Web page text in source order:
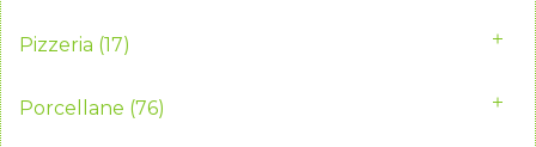
Pizzeria (17)
Porcellane (76)